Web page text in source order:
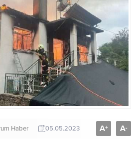
Haber 05.05.2023 A+ A-